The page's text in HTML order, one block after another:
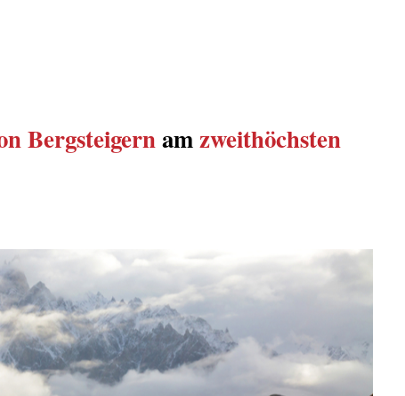
Bergsteigernamzweithöchsten